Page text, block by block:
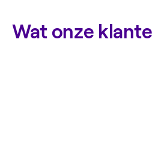
Wat onze